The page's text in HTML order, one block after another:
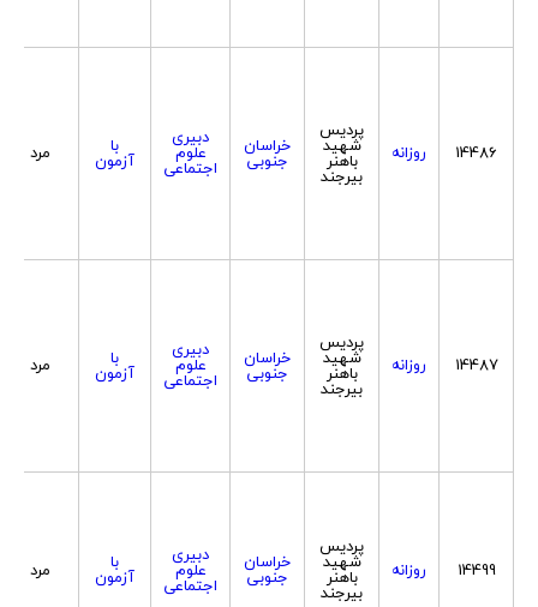
14486 روزانه
پردیس
شهید
باهنر
بیرجند
خراسان
جنوبی
دبیری
علوم
اجتماعی
با
آزمون مرد
14487 روزانه
پردیس
شهید
باهنر
بیرجند
خراسان
جنوبی
دبیری
علوم
اجتماعی
با
آزمون مرد
14499 روزانه
پردیس
شهید
باهنر
بیرجند
خراسان
جنوبی
دبیری
علوم
اجتماعی
با
آزمون مرد